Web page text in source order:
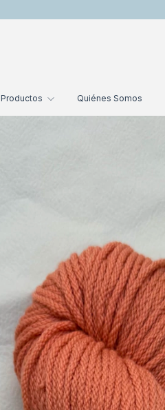
Productos Quiénes Somos